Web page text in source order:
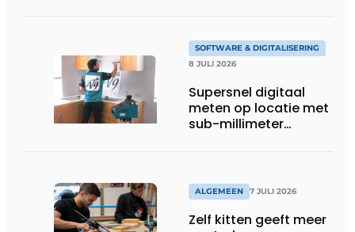
SOFTWARE & DIGITALISERING
8 JULI 2026
Supersnel digitaal
meten op locatie met
sub-millimeter
ALGEMEEN 7 JULI 2026
Zelf kitten geeft meer